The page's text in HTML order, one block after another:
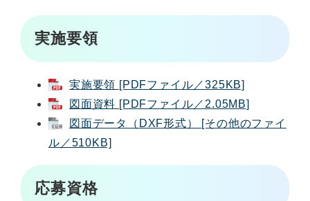
実施要領
実施要領 [PDFファイル／325KB]
図面資料 [PDFファイル／2.05MB]
図面データ（DXF形式） [その他のファイ
ル／510KB]
応募資格